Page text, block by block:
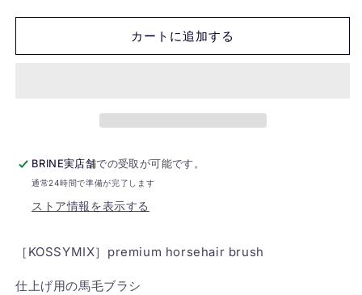
horsehair
の
horsehair
brush
の
を
す
カートに追加する
BRINE実店舗での受取が可能です。
通常24時間で準備が完了します
ストア情報を表示する
［KOSSYMIX］premium horsehair brush
仕上げ用の馬毛ブラシ